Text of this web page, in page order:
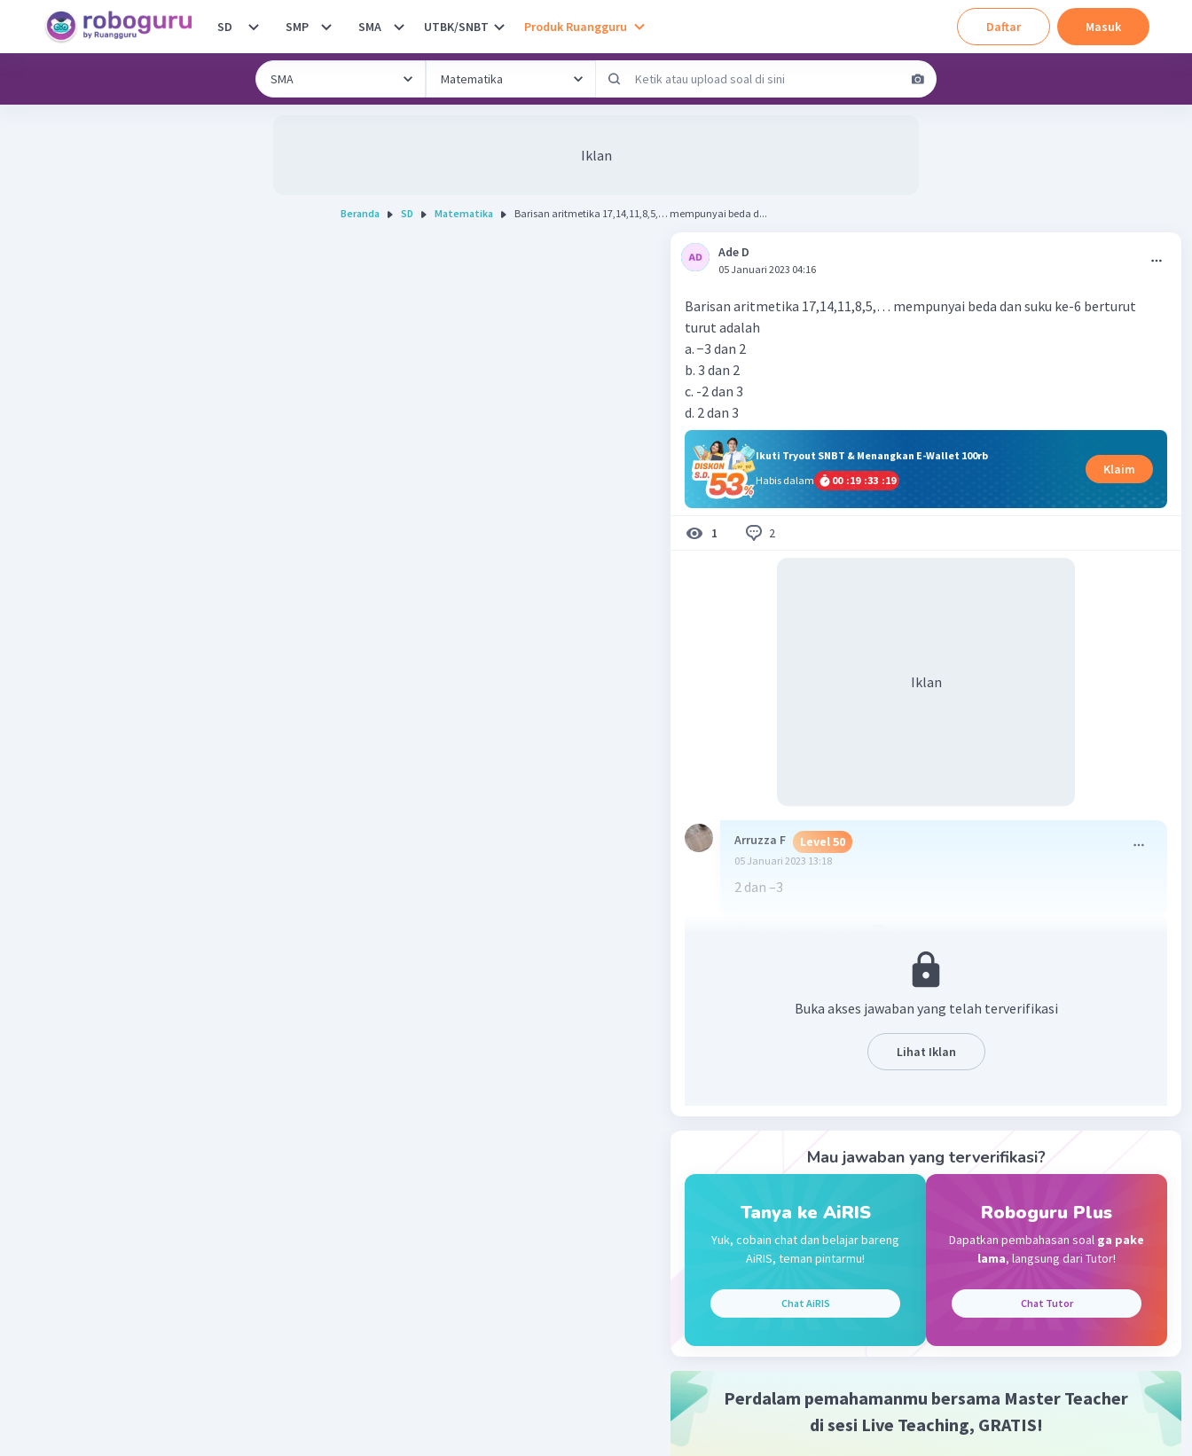
SD SMP SMA UTBK/SNBT Produk Ruangguru Daftar Masuk
Iklan
Beranda SD Matematika Barisan aritmetika 17,14,11,8,5,… mempunyai beda d...
Ade D
05 Januari 2023 04:16
Barisan aritmetika 17,14,11,8,5,… mempunyai beda dan suku ke-6 berturut
turut adalah
a. −3 dan 2
b. 3 dan 2
c. -2 dan 3
d. 2 dan 3
Ikuti Tryout SNBT & Menangkan E-Wallet 100rb
Habis dalam
00 :19 :33 :18
Klaim
1 2
Iklan
Arruzza F Level 50
05 Januari 2023 13:18
2 dan –3
05 Januari 2023 13:23Buka akses jawaban yang telah terverifikasi
Lihat Iklan
Mau jawaban yang terverifikasi?
Tanya ke AiRIS
Yuk, cobain chat dan belajar bareng
AiRIS, teman pintarmu!
Chat AiRIS
Roboguru Plus
Dapatkan pembahasan soal ga pake
lama, langsung dari Tutor!
Chat Tutor
Perdalam pemahamanmu bersama Master Teacher
di sesi Live Teaching, GRATIS!